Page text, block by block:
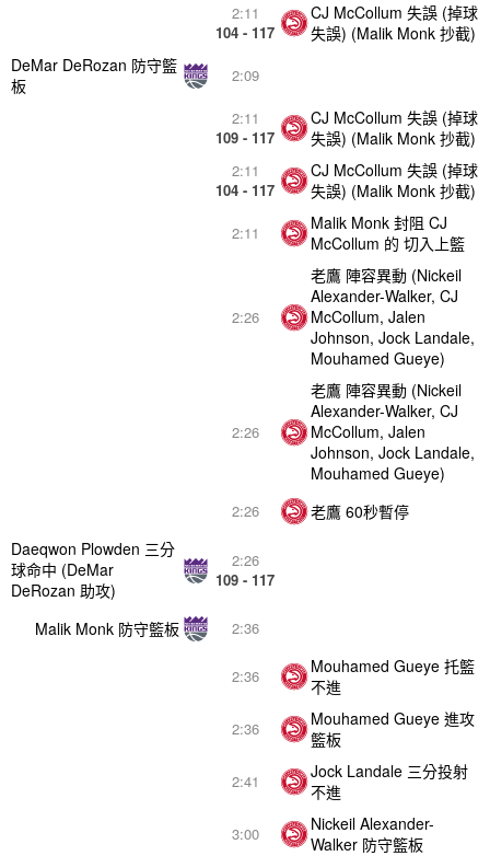
3:00
Nickeil Alexander-
Walker 防守籃板
2:41
Jock Landale 三分投射
不進
2:36
Mouhamed Gueye 進攻
籃板
2:36
Mouhamed Gueye 托籃
不進
2:36
Malik Monk 防守籃板
2:26
109 - 117
Daeqwon Plowden 三分
球命中 (DeMar
DeRozan 助攻)
2:26 老鷹 60秒暫停
2:26
老鷹 陣容異動 (Nickeil
Alexander-Walker, CJ
McCollum, Jalen
Johnson, Jock Landale,
Mouhamed Gueye)
2:26
老鷹 陣容異動 (Nickeil
Alexander-Walker, CJ
McCollum, Jalen
Johnson, Jock Landale,
Mouhamed Gueye)
2:11
Malik Monk 封阻 CJ
McCollum 的 切入上籃
2:11
104 - 117
CJ McCollum 失誤 (掉球
失誤) (Malik Monk 抄截)
2:11
109 - 117
CJ McCollum 失誤 (掉球
失誤) (Malik Monk 抄截)
2:09
DeMar DeRozan 防守籃
板
2:11
104 - 117
CJ McCollum 失誤 (掉球
失誤) (Malik Monk 抄截)